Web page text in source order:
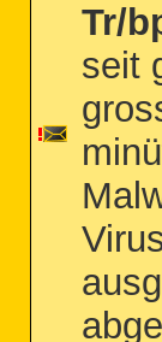
Tr/
seit